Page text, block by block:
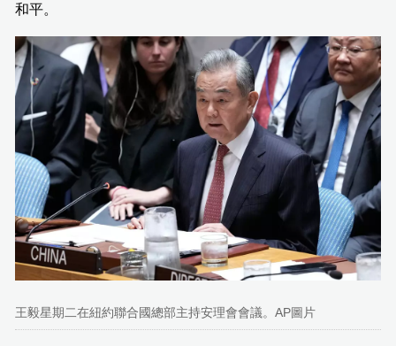
和平。
王毅星期二在紐約聯合國總部主持安理會會議。AP圖片